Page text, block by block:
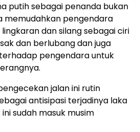
putih sebagai penanda bukan
memudahkan pengendara
dan silang sebagai ciri
dan berlubang dan juga
pengendara untuk
jalan ini rutin
antisipasi terjadinya laka
sudah masuk musim